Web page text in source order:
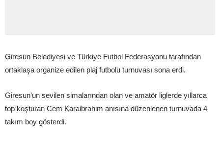
Giresun Belediyesi ve Türkiye Futbol Federasyonu tarafından
ortaklaşa organize edilen plaj futbolu turnuvası sona erdi.
Giresun’un sevilen simalarından olan ve amatör liglerde yıllarca
top koşturan Cem Karaibrahim anısına düzenlenen turnuvada 4
takım boy gösterdi.